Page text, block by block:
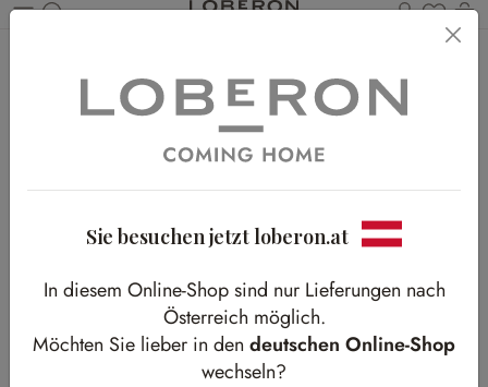
Du
Natural Spirit
Warme Erdtöne aus Holz für Ihr Wohnzimmer
Sie besuchen jetzt loberon.at
In diesem Online-Shop sind nur Lieferungen nach
Österreich möglich.
Möchten Sie lieber in den deutschen Online-Shop
wechseln?